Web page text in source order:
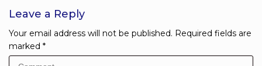
Leave a Reply
Your email address will not be published. Required fields are
marked *